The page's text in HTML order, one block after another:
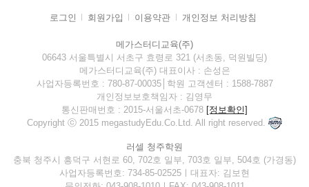
로그인 회원가입 이용약관 개인정보 처리방침
메가스터디교육(주)
06643 서울특별시 서초구 효령로 321 (서초동, 덕원빌딩)
메가스터디교육(주) 대표이사 : 손성은
사업자등록번호 : 780-87-00035│학원 고객센터 : 1588-7887
개인정보보호책임자 : 김영무
통신판매번호 : 2015-서울서초-0678 [정보확인]
Copyright ⓒ 2015 megastudyEdu.Co.Ltd. All right reserved.
러셀 청주학원
충북 청주시 흥덕구 서현로 60, 702호 일부, 703호 일부, 504호 (가경동)
사업자등록번호: 734-85-02525ㅣ대표자: 김보현